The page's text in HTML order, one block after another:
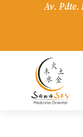
Av. Pdte.